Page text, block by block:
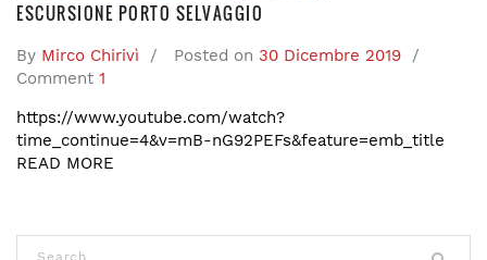
ESCURSIONE PORTO SELVAGGIO
By Mirco Chirivì Posted on 30 Dicembre 2019
Comment 1
https://www.youtube.com/watch?
time_continue=4&v=mB-nG92PEFs&feature=emb_title
READ MORE